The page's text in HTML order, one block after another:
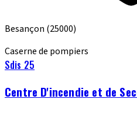
Besançon (25000)
Caserne de pompiers
Sdis 25
Centre D'incendie et de